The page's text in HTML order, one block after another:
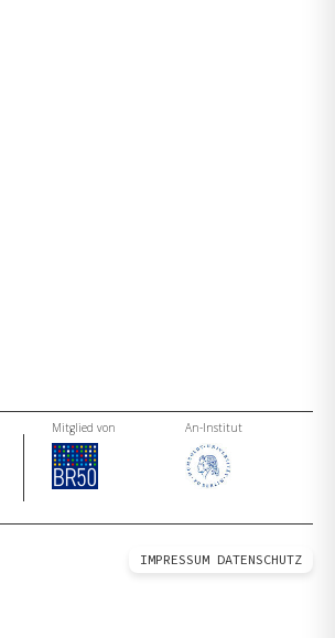
Mitglied von An-Institut
IMPRESSUM DATENSCHUTZ